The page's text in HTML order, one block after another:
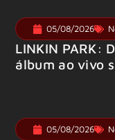
05/08/2026
LINKIN PARK:
álbum ao vivo
05/08/2026